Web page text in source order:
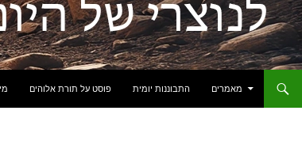
מאמרים
התבוננות יומית פוסט על תורת אלוהים